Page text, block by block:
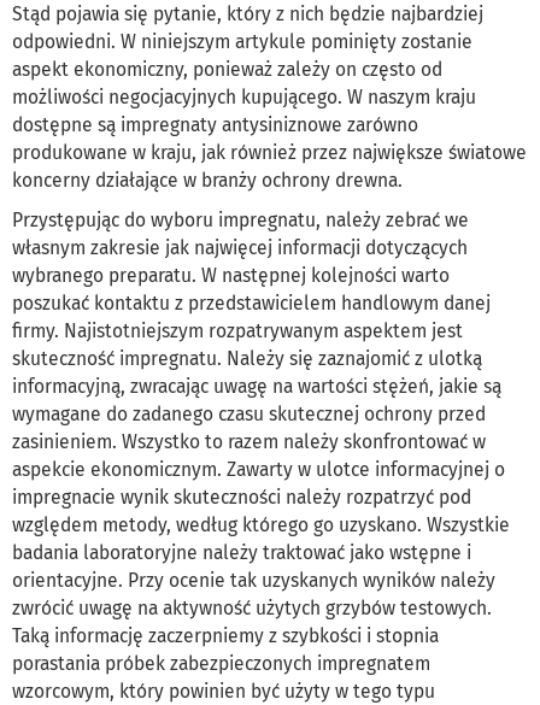
Stąd pojawia się pytanie, który z nich będzie najbardziej
odpowiedni. W niniejszym artykule pominięty zostanie
aspekt ekonomiczny, ponieważ zależy on często od
możliwości negocjacyjnych kupującego. W naszym kraju
dostępne są impregnaty antysiniznowe zarówno
produkowane w kraju, jak również przez największe światowe
koncerny działające w branży ochrony drewna.
Przystępując do wyboru impregnatu, należy zebrać we
własnym zakresie jak najwięcej informacji dotyczących
wybranego preparatu. W następnej kolejności warto
poszukać kontaktu z przedstawicielem handlowym danej
firmy. Najistotniejszym rozpatrywanym aspektem jest
skuteczność impregnatu. Należy się zaznajomić z ulotką
informacyjną, zwracając uwagę na wartości stężeń, jakie są
wymagane do zadanego czasu skutecznej ochrony przed
zasinieniem. Wszystko to razem należy skonfrontować w
aspekcie ekonomicznym. Zawarty w ulotce informacyjnej o
impregnacie wynik skuteczności należy rozpatrzyć pod
względem metody, według którego go uzyskano. Wszystkie
badania laboratoryjne należy traktować jako wstępne i
orientacyjne. Przy ocenie tak uzyskanych wyników należy
zwrócić uwagę na aktywność użytych grzybów testowych.
Taką informację zaczerpniemy z szybkości i stopnia
porastania próbek zabezpieczonych impregnatem
wzorcowym, który powinien być użyty w tego typu